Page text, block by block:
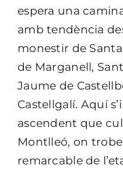
espera una
amb tendència
monestir de
de Marganell,
Jaume de
Castellgalí. Aquí
ascendent que
Montlleó, on
remarcable de